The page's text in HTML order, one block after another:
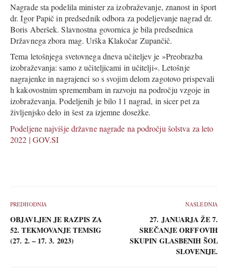
Nagrade sta podelila minister za izobraževanje, znanost in šport
dr. Igor Papič in predsednik odbora za podeljevanje nagrad dr.
Boris Aberšek. Slavnostna govornica je bila predsednica
Državnega zbora mag. Urška Klakočar Zupančič.
Tema letošnjega svetovnega dneva učiteljev je »Preobrazba
izobraževanja: samo z učiteljicami in učitelji«. Letošnje
nagrajenke in nagrajenci so s svojim delom zagotovo prispevali
h kakovostnim spremembam in razvoju na področju vzgoje in
izobraževanja. Podeljenih je bilo 11 nagrad, in sicer pet za
življenjsko delo in šest za izjemne dosežke.
Podeljene najvišje državne nagrade na področju šolstva za leto
2022 | GOV.SI
PREDHODNJA
OBJAVLJEN JE RAZPIS ZA
52. TEKMOVANJE TEMSIG
(27. 2. – 17. 3. 2023)
NASLEDNJA
27. JANUARJA ŽE 7.
SREČANJE ORFFOVIH
SKUPIN GLASBENIH ŠOL
SLOVENIJE.